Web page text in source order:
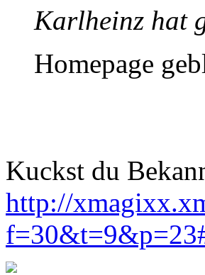
Karlheinz hat
Homepage
Kuckst du
http://